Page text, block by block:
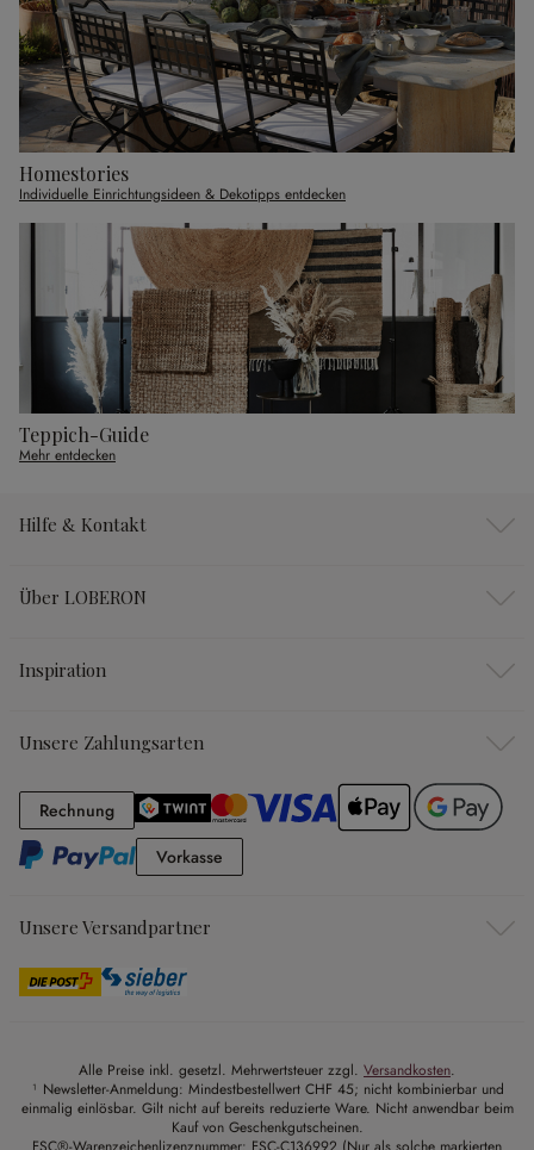
Homestories
Individuelle Einrichtungsideen & Dekotipps entdecken
Teppich-Guide
Mehr entdecken
Hilfe & Kontakt
Über LOBERON
Inspiration
Unsere Zahlungsarten
RechnungRechnung
Vorkasse
Unsere Versandpartner
Alle Preise inkl. gesetzl. Mehrwertsteuer zzgl. Versandkosten.
¹ Newsletter-Anmeldung: Mindestbestellwert CHF 45; nicht kombinierbar und
einmalig einlösbar. Gilt nicht auf bereits reduzierte Ware. Nicht anwendbar beim
Kauf von Geschenkgutscheinen.